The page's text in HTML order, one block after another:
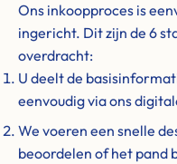
Ons inkoopproces is
ingericht. Dit zijn de 6
overdracht:
U deelt de
eenvoudig via ons
We voeren een snelle
beoordelen of het pand